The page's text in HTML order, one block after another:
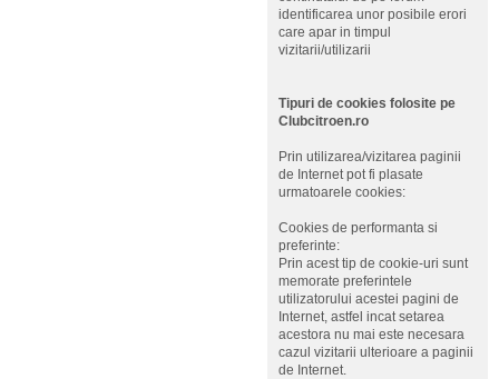
identificarea unor posibile erori
care apar in timpul
vizitarii/utilizarii
Tipuri de cookies folosite pe
Clubcitroen.ro
Prin utilizarea/vizitarea paginii
de Internet pot fi plasate
urmatoarele cookies:
Cookies de performanta si
preferinte:
Prin acest tip de cookie-uri sunt
memorate preferintele
utilizatorului acestei pagini de
Internet, astfel incat setarea
acestora nu mai este necesara
cazul vizitarii ulterioare a paginii
de Internet.